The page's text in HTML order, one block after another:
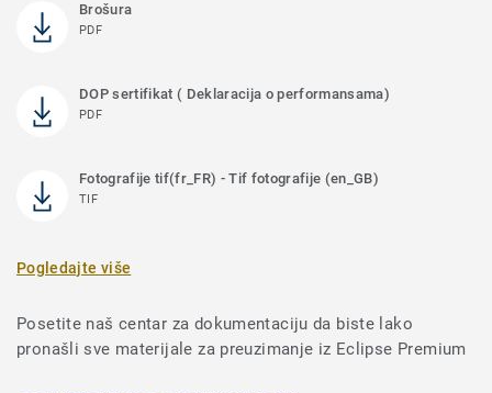
Brošura
PDF
DOP sertifikat ( Deklaracija o performansama)
PDF
Fotografije tif(fr_FR) - Tif fotografije (en_GB)
TIF
Pogledajte više
Posetite naš centar za dokumentaciju da biste lako
pronašli sve materijale za preuzimanje iz Eclipse Premium